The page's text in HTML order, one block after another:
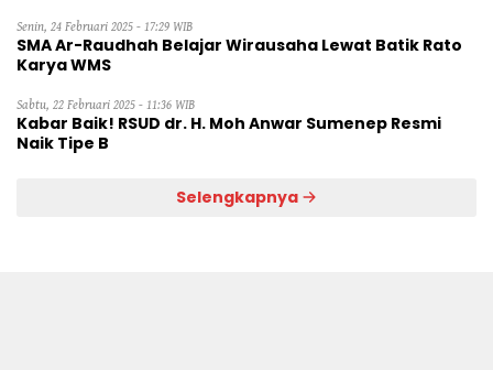
Senin, 24 Februari 2025 - 17:29 WIB
SMA Ar-Raudhah Belajar Wirausaha Lewat Batik Rato
Karya WMS
Sabtu, 22 Februari 2025 - 11:36 WIB
Kabar Baik! RSUD dr. H. Moh Anwar Sumenep Resmi
Naik Tipe B
Selengkapnya